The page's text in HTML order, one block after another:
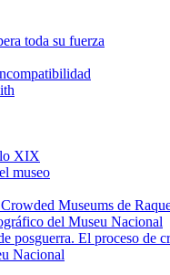
toda su fuerza
XIX
museo
Museums de
del Museu Nacional
posguerra. El proceso de
Nacional